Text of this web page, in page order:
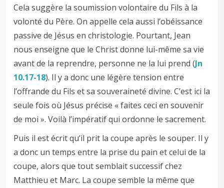
Cela suggère la soumission volontaire du Fils à la
volonté du Père. On appelle cela aussi l’obéissance
passive de Jésus en christologie. Pourtant, Jean
nous enseigne que le Christ donne lui-même sa vie
avant de la reprendre, personne ne la lui prend (Jn
10.17-18). Il y a donc une légère tension entre
l’offrande du Fils et sa souveraineté divine. C’est ici la
seule fois où Jésus précise « faites ceci en souvenir
de moi ». Voilà l’impératif qui ordonne le sacrement.
Puis il est écrit qu’il prit la coupe après le souper. Il y
a donc un temps entre la prise du pain et celui de la
coupe, alors que tout semblait successif chez
Matthieu et Marc. La coupe semble la même que